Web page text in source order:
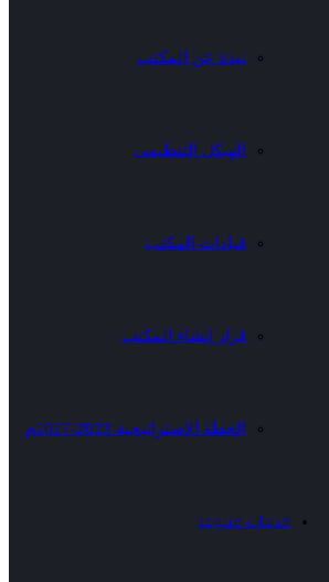
نبذة عن المكتب
الهيكل التنظيمى
قيادات المكتب
قرار إنشاء المكتب
الخطة الاستراتيجية 2023-2027م
خدمات متنوعة